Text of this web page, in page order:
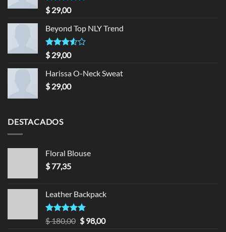
Valorado en
5.00
de 5
$29,00
Beyond Top NLY Trend
Valorado
en
3.50
de 5
$29,00
Harissa O-Neck Sweat
$29,00
DESTACADOS
Floral Blouse
$77,35
Leather Backpack
Valorado en
5.00
de 5
$180,00 $98,00